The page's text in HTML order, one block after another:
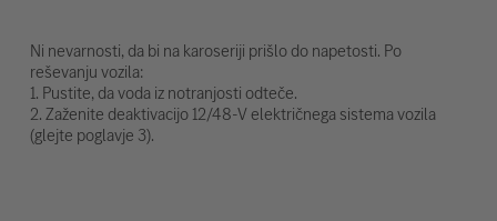
Ni nevarnosti, da bi na karoseriji prišlo do napetosti. Po
reševanju vozila:
1. Pustite, da voda iz notranjosti odteče.
2. Zaženite deaktivacijo 12/48-V električnega sistema vozila
(glejte poglavje 3).